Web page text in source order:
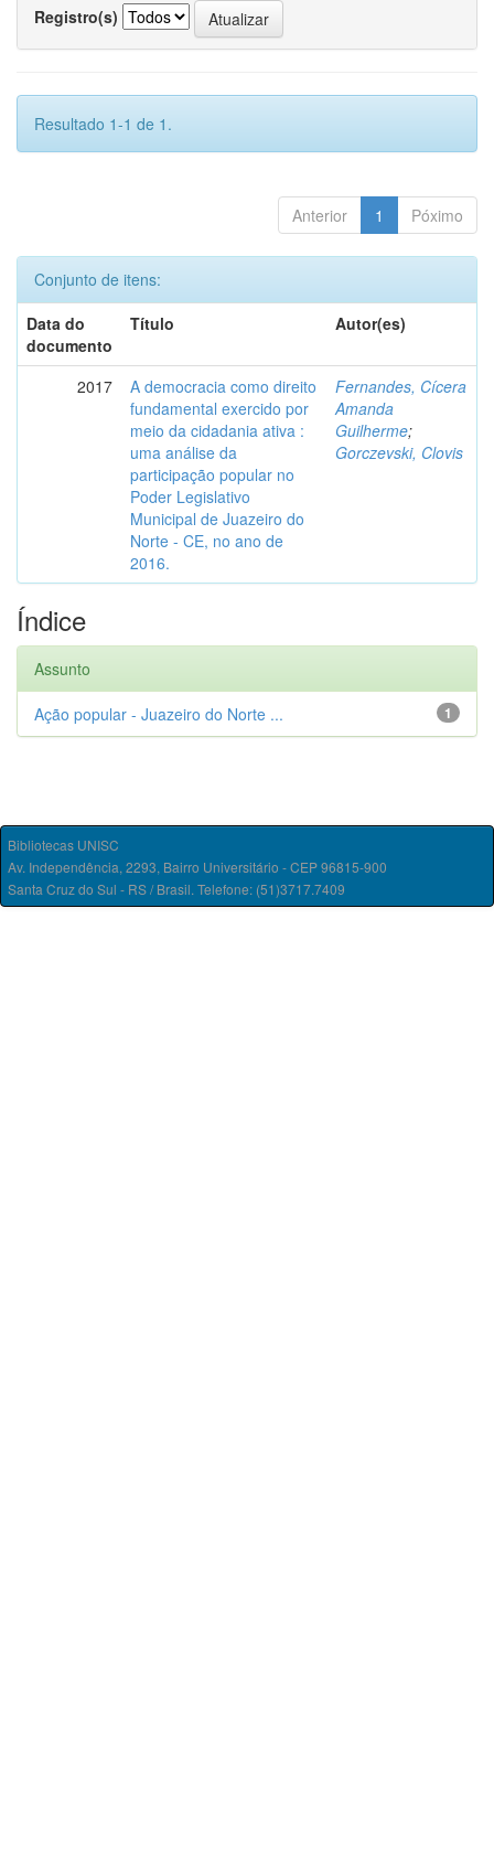
Registro(s)
Resultado 1-1 de 1.
Anterior 1 Póximo
Conjunto de itens:
Data do
documento
Título Autor(es)
2017
A democracia como direito
fundamental exercido por
meio da cidadania ativa :
uma análise da
participação popular no
Poder Legislativo
Municipal de Juazeiro do
Norte - CE, no ano de
2016.
Fernandes, Cícera
Amanda
Guilherme;
Gorczevski, Clovis
Índice
Assunto
1
Ação popular - Juazeiro do Norte ...
Bibliotecas UNISC
Av. Independência, 2293, Bairro Universitário - CEP 96815-900
Santa Cruz do Sul - RS / Brasil. Telefone: (51)3717.7409